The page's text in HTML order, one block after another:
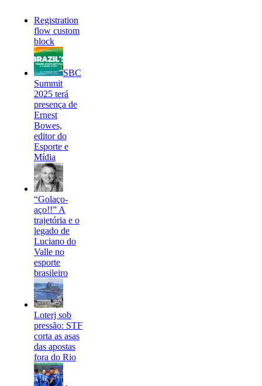
Registration
flow custom
block
SBC
Summit
2025 terá
presença de
Ernest
Bowes,
editor do
Esporte e
Mídia
“Golaço-
aço!!” A
trajetória e o
legado de
Luciano do
Valle no
esporte
brasileiro
Loterj sob
pressão: STF
corta as asas
das apostas
fora do Rio